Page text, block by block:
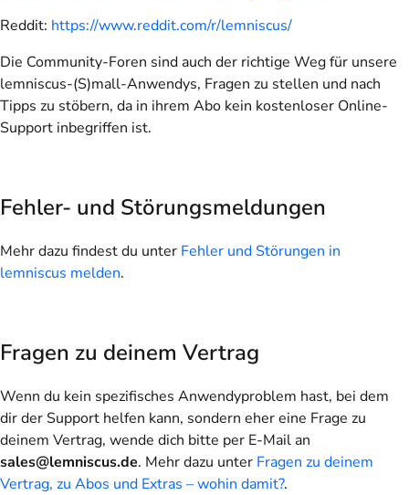
Reddit: https://www.reddit.com/r/lemniscus/
Die Community-Foren sind auch der richtige Weg für unsere
lemniscus-(S)mall-Anwendys, Fragen zu stellen und nach
Tipps zu stöbern, da in ihrem Abo kein kostenloser Online-
Support inbegriffen ist.
Fehler- und Störungsmeldungen
Mehr dazu findest du unter Fehler und Störungen in
lemniscus melden.
Fragen zu deinem Vertrag
Wenn du kein spezifisches Anwendyproblem hast, bei dem
dir der Support helfen kann, sondern eher eine Frage zu
deinem Vertrag, wende dich bitte per E-Mail an
sales@lemniscus.de. Mehr dazu unter Fragen zu deinem
Vertrag, zu Abos und Extras – wohin damit?.